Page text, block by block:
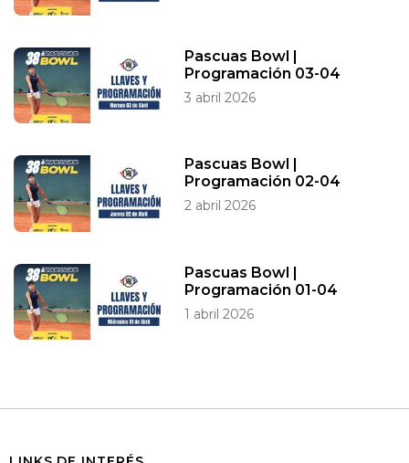
Pascuas Bowl |
Programación 03-04
3 abril 2026
Pascuas Bowl |
Programación 02-04
2 abril 2026
Pascuas Bowl |
Programación 01-04
1 abril 2026